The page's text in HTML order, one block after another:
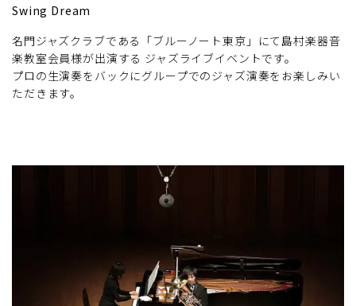
Swing Dream
名門ジャズクラブである「ブルーノート東京」にて島村楽器音
楽教室会員様が出演する ジャズライブイベントです。
プロの生演奏をバックにグループでのジャズ演奏をお楽しみい
ただきます。